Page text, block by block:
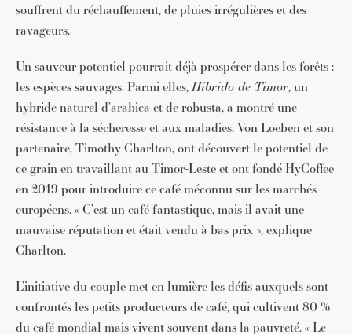
souffrent du réchauffement, de pluies irrégulières et des
ravageurs.
Un sauveur potentiel pourrait déjà prospérer dans les forêts :
les espèces sauvages. Parmi elles,Híbrido de Timor, un
hybride naturel d’arabica et de robusta, a montré une
résistance à la sécheresse et aux maladies. Von Loeben et son
partenaire, Timothy Charlton, ont découvert le potentiel de
ce grain en travaillant au Timor-Leste et ont fondé HyCoffee
en 2019 pour introduire ce café méconnu sur les marchés
européens. « C’est un café fantastique, mais il avait une
mauvaise réputation et était vendu à bas prix », explique
Charlton.
L’initiative du couple met en lumière les défis auxquels sont
confrontés les petits producteurs de café, qui cultivent 80 %
du café mondial mais vivent souvent dans la pauvreté. « Le